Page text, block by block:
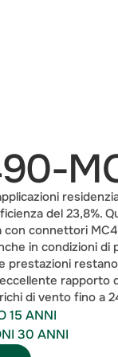
del 23,8%.
connettori
in condizioni di
prestazioni
rapporto
di vento fino a
15 ANNI
30 ANNI